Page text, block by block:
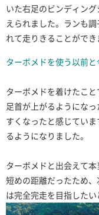
いた右足のビンディン
えられました。ランも
れて走りきることができ
ターボメドを使う以前
ターボメドを着けたこ
足首が上がるようにな
すくなったと感じてい
るようになりました。
ターボメドと出会えて
短めの距離だったため
は完全完走を目指したい